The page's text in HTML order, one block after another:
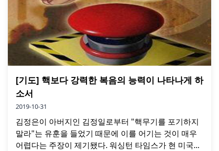
[기도] 핵보다 강력한 복음의 능력이 나타나게 하
소서
2019-10-31
김정은이 아버지인 김정일로부터 "핵무기를 포기하지
말라"는 유훈을 들었기 때문에 이를 어기는 것이 매우
어렵다는 주장이 제기됐다. 워싱턴 타임스가 현 미국...